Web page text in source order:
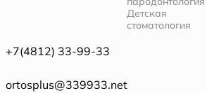
Детская
стоматология
+7(4812) 33-99-33
ortosplus@339933.net